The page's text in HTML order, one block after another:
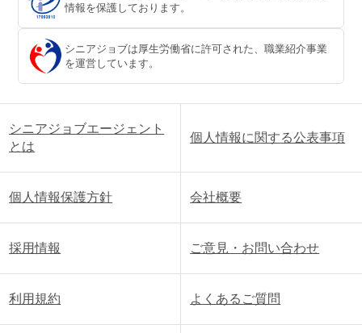
情報を保護しております。
シニアジョブは厚生労働省に許可された、職業紹介事業
を運営しています。
シニアジョブエージェント
とは
個人情報に関する公表事項
個人情報保護方針 会社概要
採用情報 ご意見・お問い合わせ
利用規約 よくあるご質問